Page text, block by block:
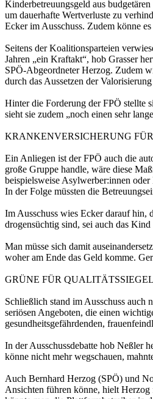
Kinderbetreuungsgeld aus
um dauerhafte Wertverluste zu
Ecker im Ausschuss. Zudem könne
Seitens der Koalitionsparteien
Jahren „ein Kraftakt“, hob Grasser
SPÖ-Abgeordneter Herzog. Zudem
durch das Aussetzen der
Hinter die Forderung der FPÖ stellte
sieht sie zudem „noch einen sehr
KRANKENVERSICHERUNG
Ein Anliegen ist der FPÖ auch die
große Gruppe handle, wäre diese
beispielsweise Asylwerber:innen
In der Folge müssten die
Im Ausschuss wies Ecker darauf hin,
drogensüchtig sind, sei auch das
Man müsse sich damit
woher am Ende das Geld komme.
GRÜNE FÜR
Schließlich stand im Ausschuss
seriösen Angeboten, die einen
gesundheitsgefährdenden,
In der Ausschussdebatte hob Neßler
könne nicht mehr wegschauen,
Auch Bernhard Herzog (SPÖ) und
Ansichten führen könne, hielt